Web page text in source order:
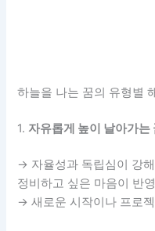
하늘을 나는 꿈의 유형별
1. 자유롭게 높이 날아가는
→ 자율성과 독립심이 강
정비하고 싶은 마음이 반
→ 새로운 시작이나 프로